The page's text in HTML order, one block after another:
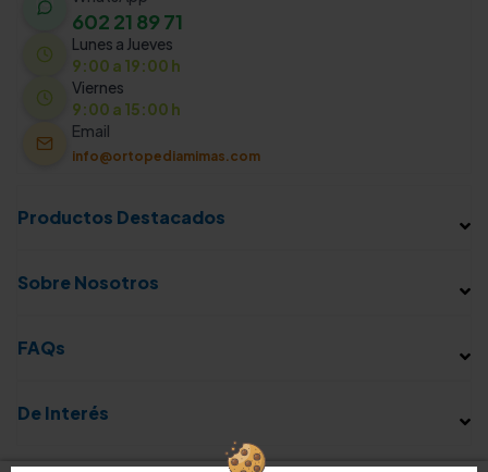
602 21 89 71
Lunes a Jueves
9:00 a 19:00 h
Viernes
9:00 a 15:00 h
Email
info@ortopediamimas.com
Productos Destacados
Sobre Nosotros
FAQs
De Interés